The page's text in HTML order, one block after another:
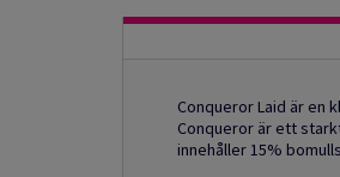
Conqueror Laid är en
Conqueror är ett
innehåller 15%